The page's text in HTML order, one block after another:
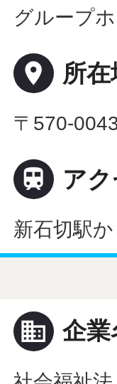
グループ
place 所在
〒570-
 ア
新石切駅
business 企業